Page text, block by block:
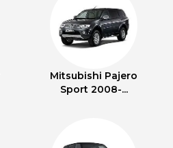
Mitsubishi Pajero
Sport 2008-...